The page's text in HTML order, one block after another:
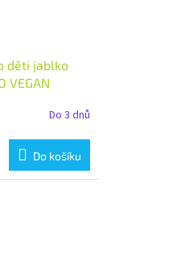
děti jablko
VEGAN
Do 3 dnů
Do košíku